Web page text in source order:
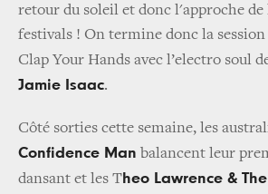
retour du soleil et donc l'approche de
festivals ! On termine donc la session
Clap Your Hands avec l’electro soul
Jamie Isaac.
Côté sorties cette semaine, les
Confidence Man balancent leur
dansant et les Theo Lawrence &